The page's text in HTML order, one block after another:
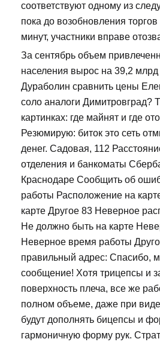
соответствуют одному из
пока до возобновления
минут, участники вправе
За сентябрь объем
населения вырос на 39,2 млрд
Дураболин сравнить цены
соло аналоги Димитровград?
картинках: где майнят и где
Резюмирую: биток это сеть
денег. Садовая, 112
отделения и банкоматы
Краснодаре Сообщить об
работы Расположение на
карте Другое 83 Неверное
Не должно быть на карте
Неверное время работы
правильный адрес: Спасибо,
сообщение! Хотя трицепсы и
поверхность плеча, все же
полном объеме, даже при
будут дополнять бицепсы и
гармоничную форму рук.